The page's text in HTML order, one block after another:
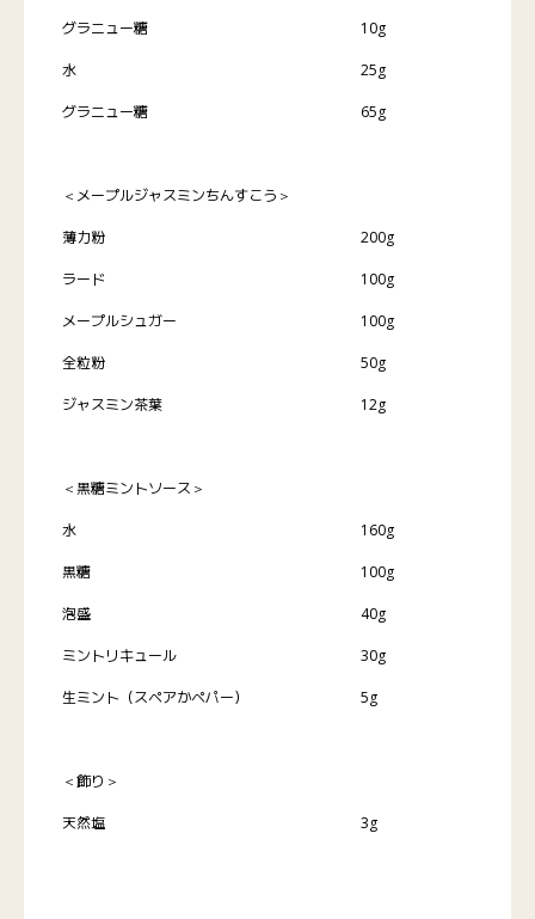
グラニュー糖 10g
水 25g
グラニュー糖 65g
＜メープルジャスミンちんすこう＞
薄力粉 200g
ラード 100g
メープルシュガー 100g
全粒粉 50g
ジャスミン茶葉 12g
＜黒糖ミントソース＞
水 160g
黒糖 100g
泡盛 40g
ミントリキュール 30g
生ミント（スペアかペパー） 5g
＜飾り＞
天然塩 3g